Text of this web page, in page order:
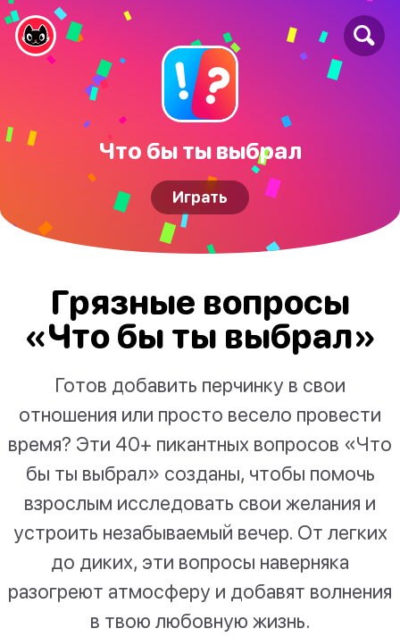
Что бы ты выбрал
Играть
Грязные вопросы
«Что бы ты выбрал»
Готов добавить перчинку в свои
отношения или просто весело провести
время? Эти 40+ пикантных вопросов «Что
бы ты выбрал» созданы, чтобы помочь
взрослым исследовать свои желания и
устроить незабываемый вечер. От легких
до диких, эти вопросы наверняка
разогреют атмосферу и добавят волнения
в твою любовную жизнь.